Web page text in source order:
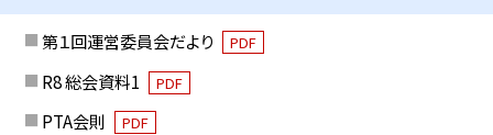
第１回運営委員会だより PDF
R8 総会資料1 PDF
PTA会則 PDF